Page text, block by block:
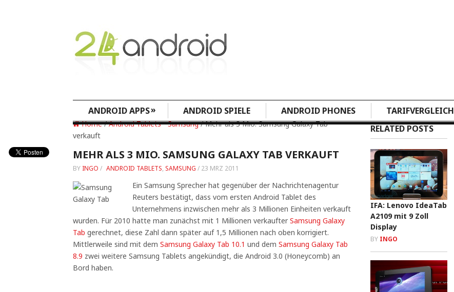
ANDROID APPS» ANDROID SPIELE ANDROID PHONES TARIFVERGLEICH
Home/Android Tablets•Samsung/ Mehr als 3 Mio. Samsung Galaxy Tab
verkauft
MEHR ALS 3 MIO. SAMSUNG GALAXY TAB VERKAUFT
BY INGO / ANDROID TABLETS, SAMSUNG / 23 MRZ 2011
Ein Samsung Sprecher hat gegenüber der Nachrichtenagentur
Reuters bestätigt, dass vom ersten Android Tablet des
Unternehmens inzwischen mehr als 3 Millionen Einheiten verkauft
wurden. Für 2010 hatte man zunächst mit 1 Millionen verkaufter Samsung Galaxy
Tab gerechnet, diese Zahl dann später auf 1,5 Millionen nach oben korrigiert.
Mittlerweile sind mit dem Samsung Galaxy Tab 10.1 und dem Samsung Galaxy Tab
8.9 zwei weitere Samsung Tablets angekündigt, die Android 3.0 (Honeycomb) an
Bord haben.
RELATED POSTS
IFA: Lenovo IdeaTab
A2109 mit 9 Zoll
Display
BY INGO